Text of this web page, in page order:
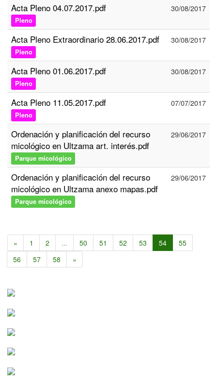
Acta Pleno 04.07.2017.pdf
Pleno
30/08/2017
Acta Pleno Extraordinario 28.06.2017.pdf
Pleno
30/08/2017
Acta Pleno 01.06.2017.pdf
Pleno
30/08/2017
Acta Pleno 11.05.2017.pdf
Pleno
07/07/2017
Ordenación y planificación del recurso
micológico en Ultzama art. interés.pdf
Parque micológico
29/06/2017
Ordenación y planificación del recurso
micológico en Ultzama anexo mapas.pdf
Parque micológico
29/06/2017
« 1 2 ... 50 51 52 53 54
55
56
57 58 »